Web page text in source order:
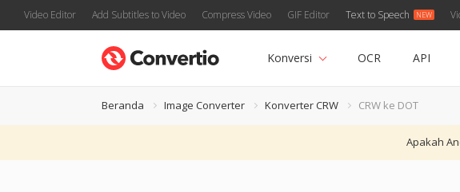
Video Editor Add Subtitles to Video Compress Video GIF Editor Text to Speech
Konversi OCR API
Beranda Image Converter Konverter CRW CRW ke DOT
Apakah